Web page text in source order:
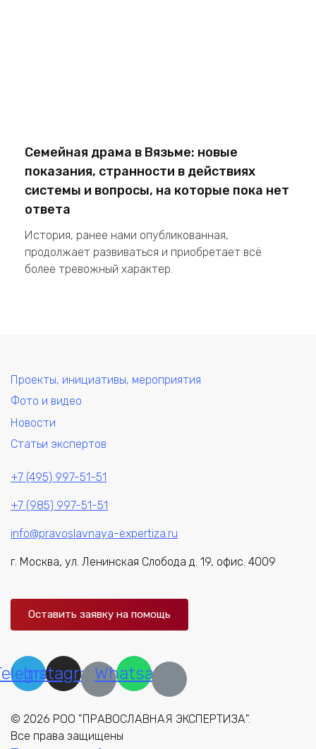
Семейная драма в Вязьме: новые
показания, странности в действиях
системы и вопросы, на которые пока нет
ответа
История, ранее нами опубликованная,
продолжает развиваться и приобретает всё
более тревожный характер.
Проекты, инициативы, мероприятия
Фото и видео
Новости
Статьи экспертов
+7 (495) 997-51-51
+7 (985) 997-51-51
info@pravoslavnaya-expertiza.ru
г. Москва, ул. Ленинская Слобода д. 19, офис. 4009
Оставить заявку на помощь
InstagramWhatsapp
© 2026 РОО "ПРАВОСЛАВНАЯ ЭКСПЕРТИЗА".
Все права защищены